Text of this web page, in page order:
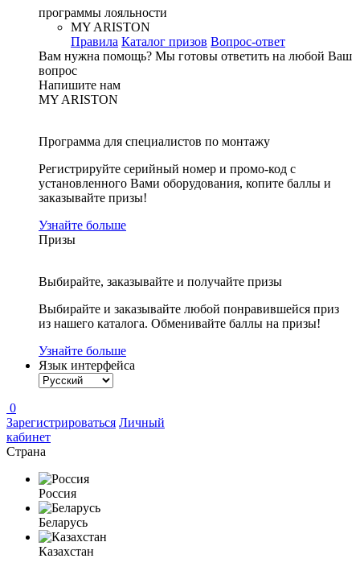
программы лояльности
MY ARISTON
Правила Каталог призов Вопрос-ответ
Вам нужна помощь? Мы готовы ответить на любой Ваш
вопрос
Напишите нам
MY ARISTON
Программа для специалистов по монтажу
Регистрируйте серийный номер и промо-код с
установленного Вами оборудования, копите баллы и
заказывайте призы!
Узнайте больше
Призы
Выбирайте, заказывайте и получайте призы
Выбирайте и заказывайте любой понравившейся приз
из нашего каталога. Обменивайте баллы на призы!
Узнайте больше
Язык интерфейса
0
Зарегистрироваться Личный
кабинет
Страна
Россия
Беларусь
Казахстан